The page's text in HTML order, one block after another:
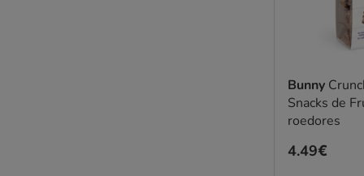
Bunny
Snacks de
roedores
Preço
4.49€